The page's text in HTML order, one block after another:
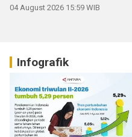
04 August 2026 15:59 WIB
Infografik